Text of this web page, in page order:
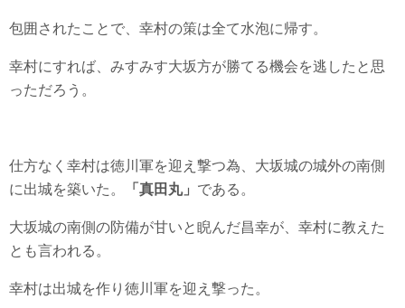
包囲されたことで、幸村の策は全て水泡に帰す。
幸村にすれば、みすみす大坂方が勝てる機会を逃したと思
っただろう。
仕方なく幸村は徳川軍を迎え撃つ為、大坂城の城外の南側
に出城を築いた。
「真田丸」 である。
大坂城の南側の防備が甘いと睨んだ昌幸が、幸村に教えた
とも言われる。
幸村は出城を作り徳川軍を迎え撃った。